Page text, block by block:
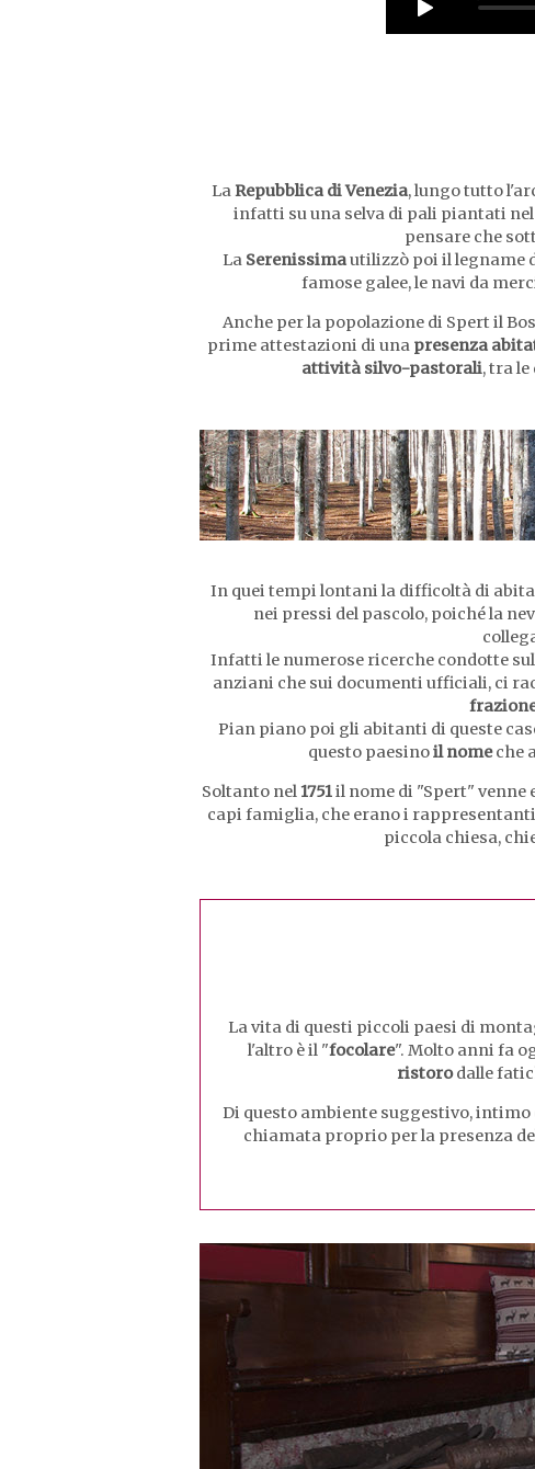
LaRepubblica di Venezia, lungo tutto
infatti su una selva di pali piantati
pensare che
La Serenissimautilizzò poi il legname
famose galee, le navi da
Anche per la popolazione di Spert il
prime attestazioni di una presenza
attività silvo-pastorali, tra
In quei tempi lontani la difficoltà di
nei pressi del pascolo, poiché la
Infatti le numerose ricerche condotte
anziani che sui documenti ufficiali, ci
Pian piano poi gli abitanti di queste
questo paesinoil nomeche
Soltanto nel1751il nome di "Spert" venne
capi famiglia, che erano i
piccola chiesa,
La vita di questi piccoli paesi di
l'altro è il "focolare". Molto anni fa
ristorodalle
Di questo ambiente suggestivo, intimo
chiamata proprio per la presenza